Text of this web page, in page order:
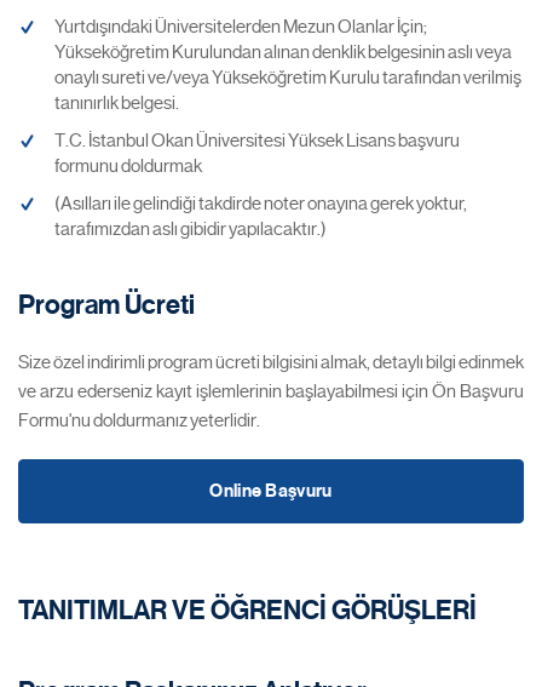
Yurtdışındaki Üniversitelerden Mezun Olanlar İçin;
Yükseköğretim Kurulundan alınan denklik belgesinin aslı veya
onaylı sureti ve/veya Yükseköğretim Kurulu tarafından verilmiş
tanınırlık belgesi.
T.C. İstanbul Okan Üniversitesi Yüksek Lisans başvuru
formunu doldurmak
(Asılları ile gelindiği takdirde noter onayına gerek yoktur,
tarafımızdan aslı gibidir yapılacaktır.)
Program Ücreti
Size özel indirimli program ücreti bilgisini almak, detaylı bilgi edinmek
ve arzu ederseniz kayıt işlemlerinin başlayabilmesi için Ön Başvuru
Formu'nu doldurmanız yeterlidir.
Online Başvuru
TANITIMLAR VE ÖĞRENCİ GÖRÜŞLERİ